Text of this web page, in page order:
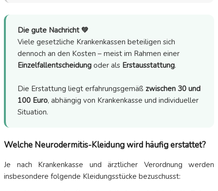
Die gute Nachricht 💚
Viele gesetzliche Krankenkassen beteiligen sich
dennoch an den Kosten – meist im Rahmen einer
Einzelfallentscheidung oder als Erstausstattung.
Die Erstattung liegt erfahrungsgemäß zwischen 30 und
100 Euro, abhängig von Krankenkasse und individueller
Situation.
Welche Neurodermitis-Kleidung wird häufig erstattet?
Je nach Krankenkasse und ärztlicher Verordnung werden
insbesondere folgende Kleidungsstücke bezuschusst: